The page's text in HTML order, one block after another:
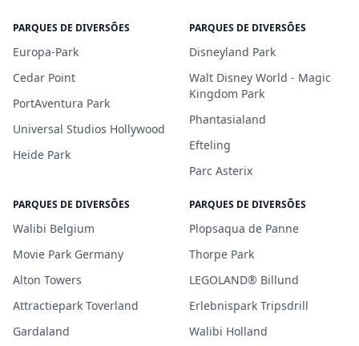
PARQUES DE DIVERSÕES
Europa-Park
Cedar Point
PortAventura Park
Universal Studios Hollywood
Heide Park
PARQUES DE DIVERSÕES
Disneyland Park
Walt Disney World - Magic
Kingdom Park
Phantasialand
Efteling
Parc Asterix
PARQUES DE DIVERSÕES
Walibi Belgium
Movie Park Germany
Alton Towers
Attractiepark Toverland
Gardaland
PARQUES DE DIVERSÕES
Plopsaqua de Panne
Thorpe Park
LEGOLAND® Billund
Erlebnispark Tripsdrill
Walibi Holland